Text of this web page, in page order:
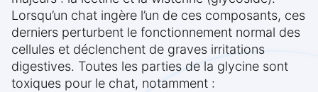
Lorsqu’un chat ingère l’un de ces composants, ces
derniers perturbent le fonctionnement normal des
cellules et déclenchent de graves irritations
digestives. Toutes les parties de la glycine sont
toxiques pour le chat, notamment :